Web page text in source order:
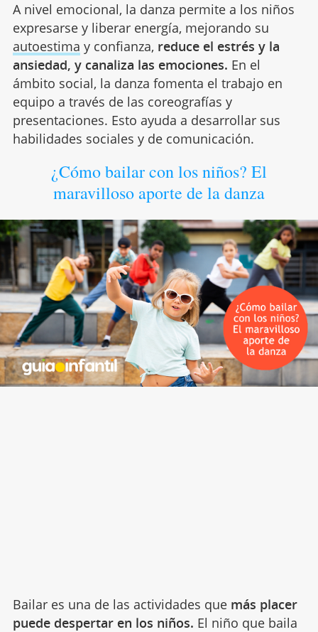
A nivel emocional, la danza permite a los niños
expresarse y liberar energía, mejorando su
autoestima y confianza, reduce el estrés y la
ansiedad, y canaliza las emociones. En el
ámbito social, la danza fomenta el trabajo en
equipo a través de las coreografías y
presentaciones. Esto ayuda a desarrollar sus
habilidades sociales y de comunicación.
¿Cómo bailar con los niños? El
maravilloso aporte de la danza
Bailar es una de las actividades que más placer
puede despertar en los niños. El niño que baila